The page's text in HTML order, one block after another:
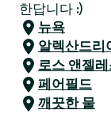
한답니다 :)
뉴욕
알렉산드리
로스 앤젤
페어필드
깨끗한 물